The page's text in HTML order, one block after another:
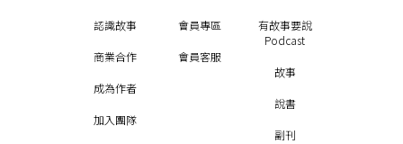
認識故事
商業合作
成為作者
加入團隊
會員專區
會員客服
有故事要說
Podcast
故事
說書
副刊